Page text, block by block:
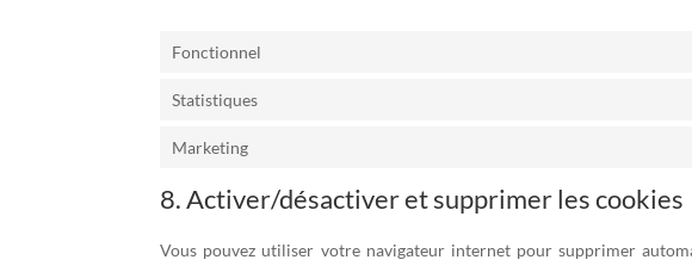
Fonctionnel
Statistiques
Marketing
8. Activer/désactiver et supprimer les cookies
Vous pouvez utiliser votre navigateur internet pour supprimer